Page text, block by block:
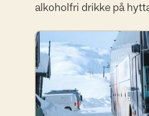
alkoholfri drikke på
Grønt kort